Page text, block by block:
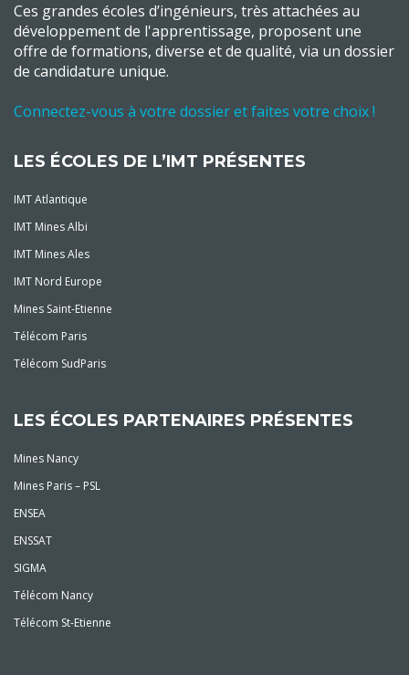
Ces grandes écoles d’ingénieurs, très attachées au
développement de l'apprentissage, proposent une
offre de formations, diverse et de qualité, via un dossier
de candidature unique.
Connectez-vous à votre dossier et faites votre choix !
LES ÉCOLES DE L’IMT PRÉSENTES
IMT Atlantique
IMT Mines Albi
IMT Mines Ales
IMT Nord Europe
Mines Saint-Etienne
Télécom Paris
Télécom SudParis
LES ÉCOLES PARTENAIRES PRÉSENTES
Mines Nancy
Mines Paris – PSL
ENSEA
ENSSAT
SIGMA
Télécom Nancy
Télécom St-Etienne